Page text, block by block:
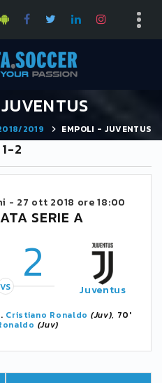
2019 EMPOLI - JUVENTUS
2
- 27 ott 2018 ore 18:00
SERIE A
2
VS Juventus
Cristiano Ronaldo (Juv), 70'
(Juv)